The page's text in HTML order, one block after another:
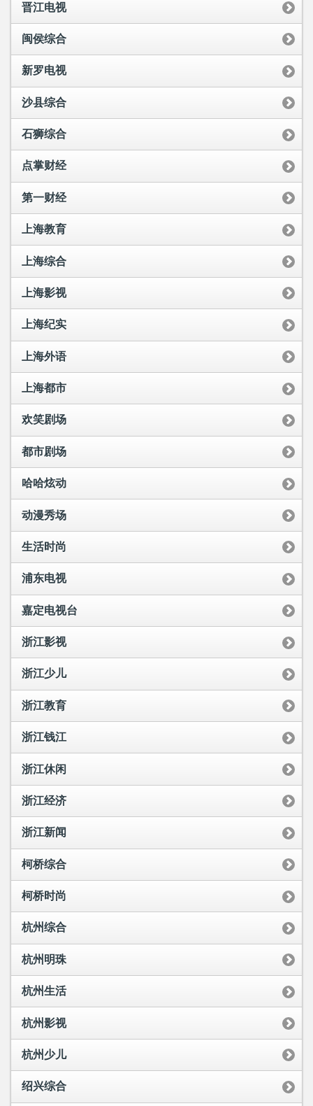
晋江电视
闽侯综合
新罗电视
沙县综合
石狮综合
点掌财经
第一财经
上海教育
上海综合
上海影视
上海纪实
上海外语
上海都市
欢笑剧场
都市剧场
哈哈炫动
动漫秀场
生活时尚
浦东电视
嘉定电视台
浙江影视
浙江少儿
浙江教育
浙江钱江
浙江休闲
浙江经济
浙江新闻
柯桥综合
柯桥时尚
杭州综合
杭州明珠
杭州生活
杭州影视
杭州少儿
绍兴综合